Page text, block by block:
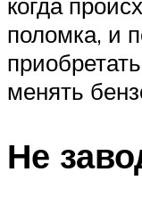
поломка, и
менять
Не